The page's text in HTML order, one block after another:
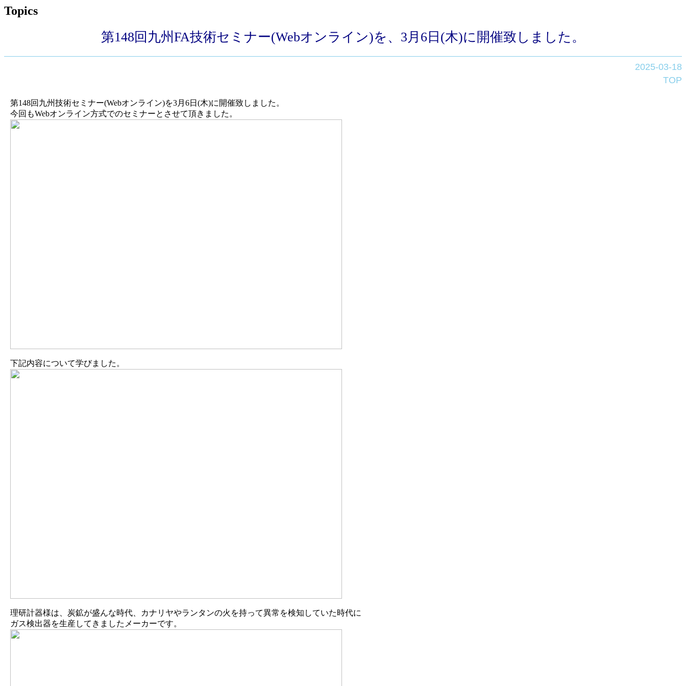
Topics
第148回九州FA技術セミナー(Webオンライン)を、3月6日(木)に開催致しました。
2025-03-18
TOP
第148回九州技術セミナー(Webオンライン)を3月6日(木)に開催致しました。
今回もWebオンライン方式でのセミナーとさせて頂きました。
下記内容について学びました。
理研計器様は、炭鉱が盛んな時代、カナリヤやランタンの火を持って異常を検知していた時代に
ガス検出器を生産してきましたメーカーです。